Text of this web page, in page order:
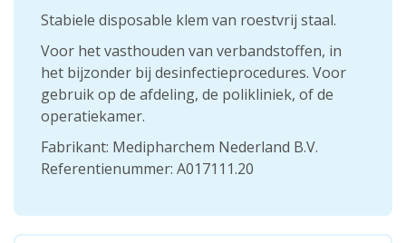
Stabiele disposable klem van roestvrij staal.
Voor het vasthouden van verbandstoffen, in
het bijzonder bij desinfectieprocedures. Voor
gebruik op de afdeling, de polikliniek, of de
operatiekamer.
Fabrikant: Medipharchem Nederland B.V.
Referentienummer: A017111.20